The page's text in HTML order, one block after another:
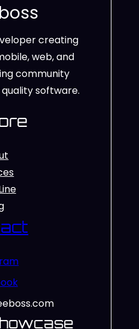
creating
web, and
community
software.